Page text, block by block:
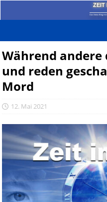
ZEIT
Das News-Blog mit
Während
und reden
Mord
12. Mai 2021